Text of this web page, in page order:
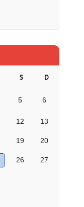
S D
5 6
12 13
19 20
26 27